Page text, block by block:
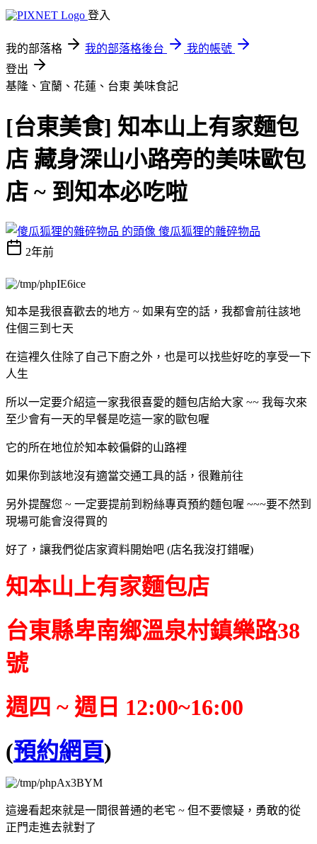
登入
我的部落格 我的部落格後台
我的帳號
登出
基隆、宜蘭、花蓮、台東 美味食記
[台東美食] 知本山上有家麵包
店 藏身深山小路旁的美味歐包
店 ~ 到知本必吃啦
傻瓜狐狸的雜碎物品
2年前
知本是我很喜歡去的地方 ~ 如果有空的話，我都會前往該地
住個三到七天
在這裡久住除了自己下廚之外，也是可以找些好吃的享受一下
人生
所以一定要介紹這一家我很喜愛的麵包店給大家 ~~ 我每次來
至少會有一天的早餐是吃這一家的歐包喔
它的所在地位於知本較偏僻的山路裡
如果你到該地沒有適當交通工具的話，很難前往
另外提醒您 ~ 一定要提前到粉絲專頁預約麵包喔 ~~~要不然到
現場可能會沒得買的
好了，讓我們從店家資料開始吧 (店名我沒打錯喔)
知本山上有家麵包店
台東縣卑南鄉溫泉村鎮樂路38
號
週四 ~ 週日 12:00~16:00
(預約網頁)
這邊看起來就是一間很普通的老宅 ~ 但不要懷疑，勇敢的從
正門走進去就對了